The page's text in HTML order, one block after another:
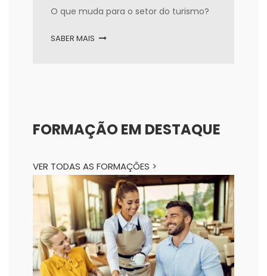
O que muda para o setor do turismo?
SABER MAIS
VER TODAS AS FORMAÇÕES >
FORMAÇÃO EM DESTAQUE